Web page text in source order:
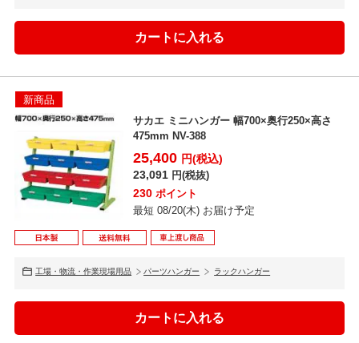
新商品
サカエ ミニハンガー 幅700×奥行250×高さ
475mm NV-388
25,400 円(税込)
23,091 円(税抜)
230 ポイント
最短 08/20(木) お届け予定
工場・物流・作業現場用品 パーツハンガー ラックハンガー